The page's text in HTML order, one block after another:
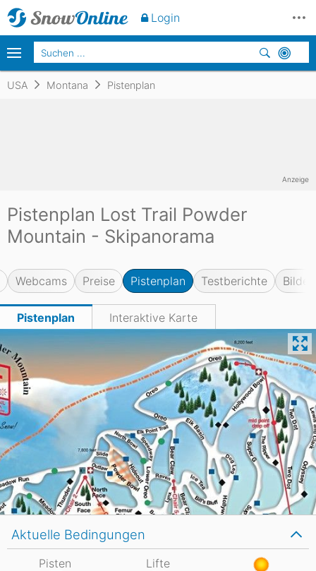
USA Montana Pistenplan
Pistenplan Lost Trail Powder
Mountain - Skipanorama
Webcams Preise Pistenplan Testberichte Bilder
Pistenplan Interaktive Karte
Anzeige
Aktuelle Bedingungen
Pisten Lifte
Login